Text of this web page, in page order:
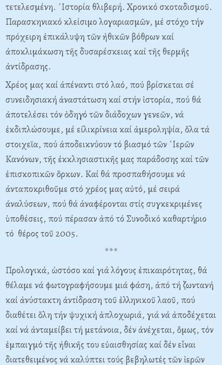
τετελεσμένη. ῾Ιστορία θλιβερή. Χρονικό σκοταδισμοῦ.
Παρασκηνιακό κλείσιμο λογαριασμῶν, μέ στόχο τήν
πρόχειρη ἐπικάλυψη τῶν ἠθικῶν βόθρων καί
ἀποκλιμάκωση τῆς δυσαρέσκειας καί τῆς θερμῆς
ἀντίδρασης.
Χρέος μας καί ἀπέναντι στό λαό, πού βρίσκεται σέ
συνειδησιακή ἀναστάτωση καί στήν ἱστορία, πού θά
ἀποτελέσει τόν ὁδηγό τῶν διάδοχων γενεῶν, νά
ἐκδιπλώσουμε, μέ εἰλικρίνεια καί ἀμεροληψία, ὅλα τά
στοιχεῖα, πού ἀποδεικνύουν τό βιασμό τῶν ῾Ιερῶν
Κανόνων, τῆς ἐκκλησιαστικῆς μας παράδοσης καί τῶν
ἐπισκοπικῶν ὅρκων. Καί θά προσπαθήσουμε νά
ἀνταποκριθοῦμε στό χρέος μας αὐτό, μέ σειρά
ἀναλύσεων, πού θά ἀναφέρονται στίς συγκεκριμένες
ὑποθέσεις, πού πέρασαν ἀπό τό Συνοδικό καθαρτήριο
τό θέρος τοῦ 2005.
***
Προλογικά, ὡστόσο καί γιά λόγους ἐπικαιρότητας, θά
θέλαμε νά φωτογραφήσουμε μιά φάση, ἀπό τή ζωντανή
καί ἀνύστακτη ἀντίδραση τοῦ ἑλληνικοῦ λαοῦ, πού
διαθέτει ὅλη τήν ψυχική ἁπλοχωριά, γιά νά ἀποδέχεται
καί νά ἀνταμείβει τή μετάνοια, δέν ἀνέχεται, ὅμως, τόν
ἐμπαιγμό τῆς ἠθικῆς του εὐαισθησίας καί δέν εἶναι
διατεθειμένος νά καλύπτει τούς βεβηλωτές τῶν ἱερῶν